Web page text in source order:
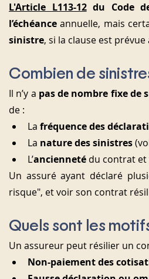
L'Article L113-12 du Code
l’échéance annuelle, mais
sinistre, si la clause est
Combien de
Il n’y a pas de nombre fixe de
de :
La fréquence des
La nature des sinistres
L’ancienneté du contrat
Un assuré ayant déclaré
risque", et voir son contrat
Quels sont les
Un assureur peut résilier un
Non-paiement des